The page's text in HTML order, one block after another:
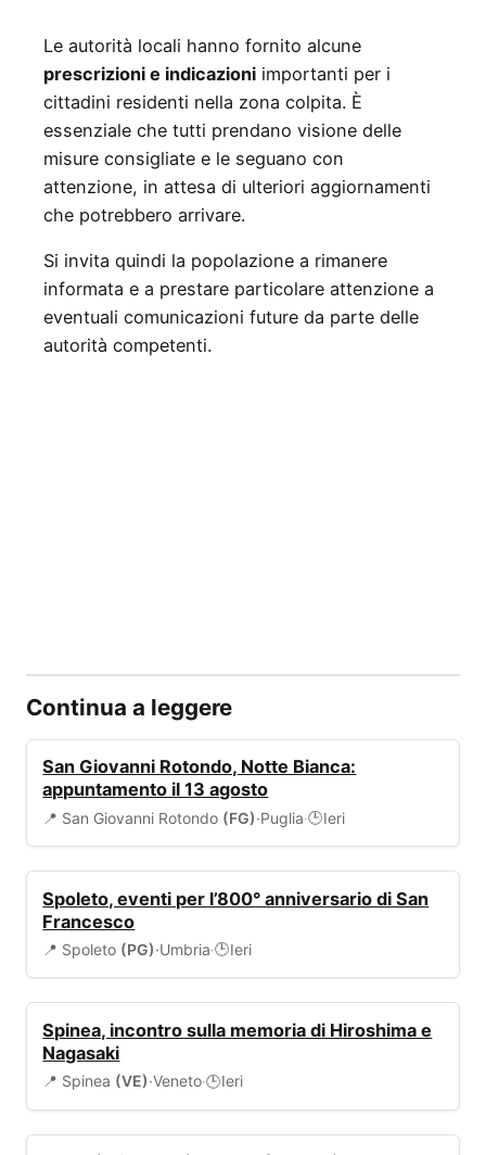
Le autorità locali hanno fornito alcune
prescrizioni e indicazioni importanti per i
cittadini residenti nella zona colpita. È
essenziale che tutti prendano visione delle
misure consigliate e le seguano con
attenzione, in attesa di ulteriori aggiornamenti
che potrebbero arrivare.
Si invita quindi la popolazione a rimanere
informata e a prestare particolare attenzione a
eventuali comunicazioni future da parte delle
autorità competenti.
Continua a leggere
San Giovanni Rotondo, Notte Bianca:
appuntamento il 13 agosto
📍 San Giovanni Rotondo (FG)·Puglia·🕒Ieri
Spoleto, eventi per l’800° anniversario di San
Francesco
📍 Spoleto (PG)·Umbria·🕒Ieri
Spinea, incontro sulla memoria di Hiroshima e
Nagasaki
📍 Spinea (VE)·Veneto·🕒Ieri